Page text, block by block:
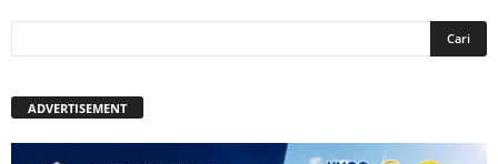
ADVERTISEMENT